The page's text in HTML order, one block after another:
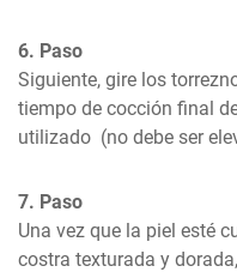
6. Paso
Siguiente, gire los
tiempo de cocción final
utilizado  (no debe ser
7. Paso
Una vez que la piel esté
costra texturada y